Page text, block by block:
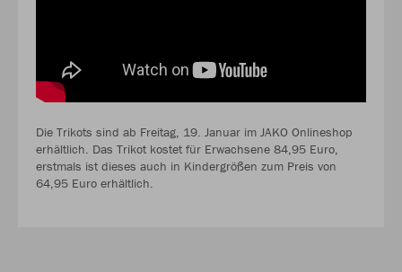
Die Trikots sind ab Freitag, 19. Januar im JAKO Onlineshop
erhältlich. Das Trikot kostet für Erwachsene 84,95 Euro,
erstmals ist dieses auch in Kindergrößen zum Preis von
64,95 Euro erhältlich.